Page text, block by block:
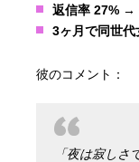
返信率 27% →
3ヶ月で同世
彼のコメント：
「夜は寂しさ